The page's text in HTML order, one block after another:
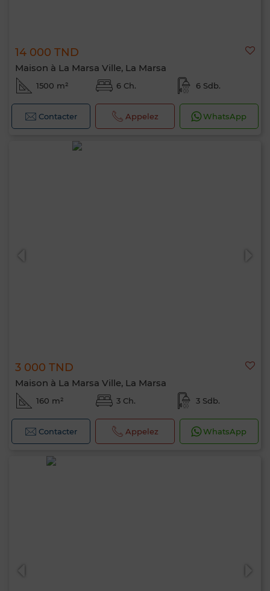
14 000 TND
Maison à La Marsa Ville, La Marsa
1500 m² 6 Ch. 6 Sdb.
Contacter Appelez WhatsApp
3 000 TND
Maison à La Marsa Ville, La Marsa
160 m² 3 Ch. 3 Sdb.
Contacter Appelez WhatsApp